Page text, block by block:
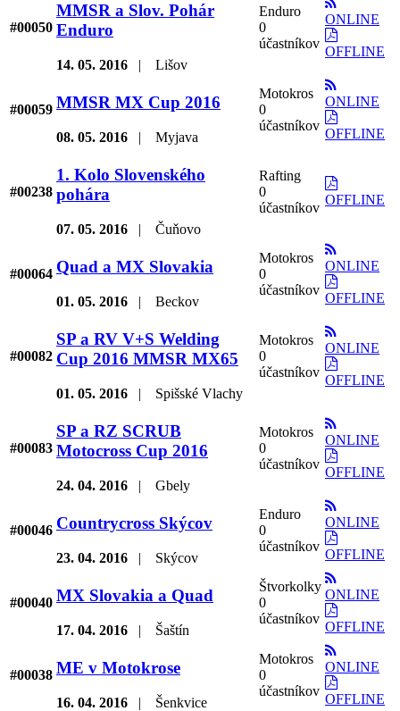
#00050
MMSR a Slov. Pohár
Enduro
14. 05. 2016 | Lišov
Enduro
0
účastníkov
ONLINE
OFFLINE
#00059 MMSR MX Cup 2016
08. 05. 2016 | Myjava
Motokros
0
účastníkov
ONLINE
OFFLINE
#00238
1. Kolo Slovenského
pohára
07. 05. 2016 | Čuňovo
Rafting
0
účastníkov
OFFLINE
#00064 Quad a MX Slovakia
01. 05. 2016 | Beckov
Motokros
0
účastníkov
ONLINE
OFFLINE
#00082
SP a RV V+S Welding
Cup 2016 MMSR MX65
01. 05. 2016 | Spišské Vlachy
Motokros
0
účastníkov
ONLINE
OFFLINE
#00083
SP a RZ SCRUB
Motocross Cup 2016
24. 04. 2016 | Gbely
Motokros
0
účastníkov
ONLINE
OFFLINE
#00046 Countrycross Skýcov
23. 04. 2016 | Skýcov
Enduro
0
účastníkov
ONLINE
OFFLINE
#00040 MX Slovakia a Quad
17. 04. 2016 | Šaštín
Štvorkolky
0
účastníkov
ONLINE
OFFLINE
#00038 ME v Motokrose
16. 04. 2016 | Šenkvice
Motokros
0
účastníkov
ONLINE
OFFLINE